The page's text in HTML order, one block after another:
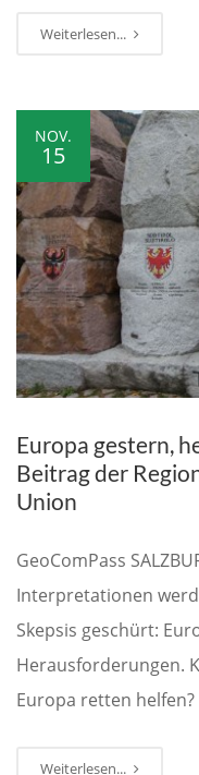
Weiterlesen...
NOV.
15
Europa gestern,
Beitrag der
Union
GeoComPass
Interpretationen
Skepsis geschürt:
Herausforderungen.
Europa retten
Weiterlesen...